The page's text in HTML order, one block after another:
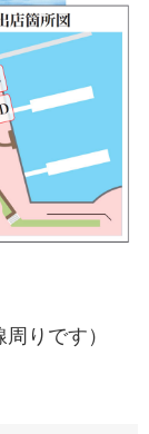
りです）